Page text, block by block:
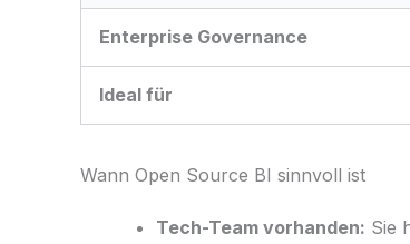
Enterprise Governance
Ideal für
Wann Open Source BI sinnvoll ist
Tech-Team vorhanden: Sie